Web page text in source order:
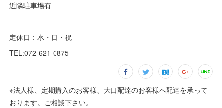
近隣駐車場有
定休日：水・日・祝
TEL:072-621-0875
※法人様、定期購入のお客様、大口配達のお客様へ配達を承って
おります。ご相談下さい。